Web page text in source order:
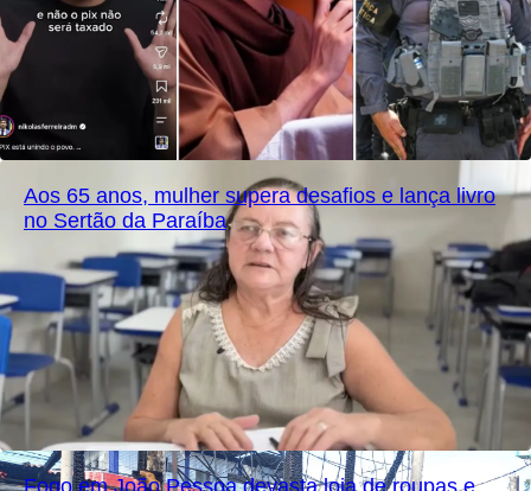
Aos 65 anos, mulher supera desafios e lança livro
no Sertão da Paraíba
Fogo em João Pessoa devasta loja de roupas e